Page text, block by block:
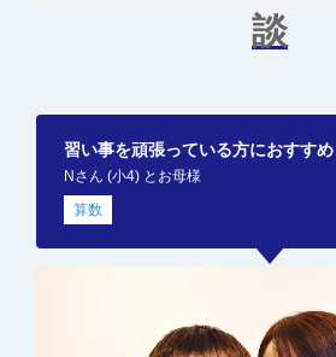
談
習い事を頑張っている方におすすめ
Nさん (小4) とお母様
算数